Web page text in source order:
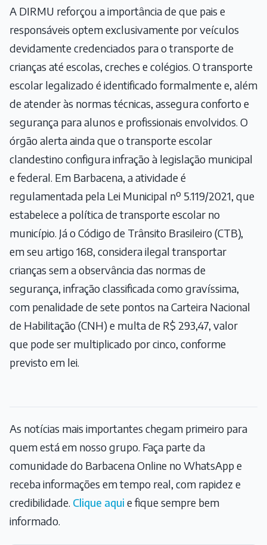
A DIRMU reforçou a importância de que pais e
responsáveis optem exclusivamente por veículos
devidamente credenciados para o transporte de
crianças até escolas, creches e colégios. O transporte
escolar legalizado é identificado formalmente e, além
de atender às normas técnicas, assegura conforto e
segurança para alunos e profissionais envolvidos. O
órgão alerta ainda que o transporte escolar
clandestino configura infração à legislação municipal
e federal. Em Barbacena, a atividade é
regulamentada pela Lei Municipal nº 5.119/2021, que
estabelece a política de transporte escolar no
município. Já o Código de Trânsito Brasileiro (CTB),
em seu artigo 168, considera ilegal transportar
crianças sem a observância das normas de
segurança, infração classificada como gravíssima,
com penalidade de sete pontos na Carteira Nacional
de Habilitação (CNH) e multa de R$ 293,47, valor
que pode ser multiplicado por cinco, conforme
previsto em lei.
As notícias mais importantes chegam primeiro para
quem está em nosso grupo. Faça parte da
comunidade do Barbacena Online no WhatsApp e
receba informações em tempo real, com rapidez e
credibilidade. Clique aqui e fique sempre bem
informado.